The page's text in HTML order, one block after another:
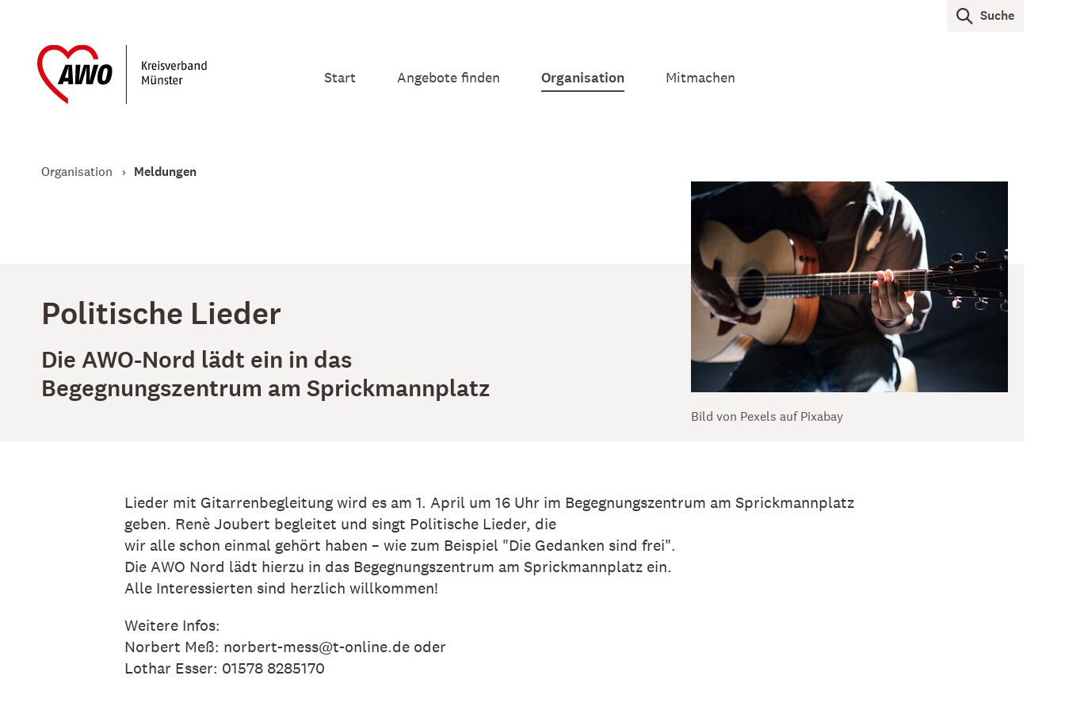
Start Angebote finden Organisation Mitmachen
Suche
Organisation Meldungen
Politische Lieder
Die AWO-Nord lädt ein in das
Begegnungszentrum am Sprickmannplatz
Bild von Pexels auf Pixabay
Lieder mit Gitarrenbegleitung wird es am 1. April um 16 Uhr im Begegnungszentrum am Sprickmannplatz
geben. Renè Joubert begleitet und singt Politische Lieder, die
wir alle schon einmal gehört haben – wie zum Beispiel "Die Gedanken sind frei".
Die AWO Nord lädt hierzu in das Begegnungszentrum am Sprickmannplatz ein.
Alle Interessierten sind herzlich willkommen!
Weitere Infos:
Norbert Meß: norbert-mess@t-online.de oder
Lothar Esser: 01578 8285170